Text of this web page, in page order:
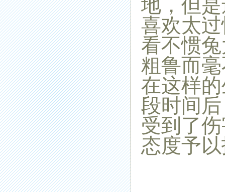
地，但
喜欢太
看不惯
粗鲁而
在这样
段时间
受到了
态度予